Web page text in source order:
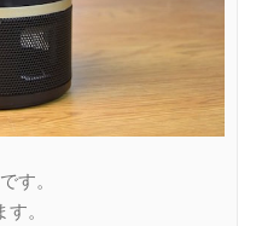
す。
。